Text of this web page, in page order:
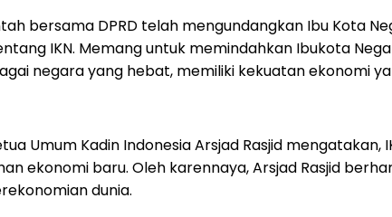
bersama DPRD telah mengundangkan Ibu Kota
IKN. Memang untuk memindahkan Ibukota
negara yang hebat, memiliki kekuatan ekonomi
Umum Kadin Indonesia Arsjad Rasjid
ekonomi baru. Oleh karennaya, Arsjad Rasjid
dunia.